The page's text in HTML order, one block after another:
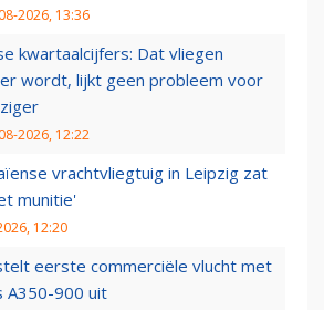
2026, 13:36
kwartaalcijfers: Dat vliegen
wordt, lijkt geen probleem voor
2026, 12:22
vrachtvliegtuig in Leipzig zat
munitie'
12:20
eerste commerciële vlucht met
A350-900 uit